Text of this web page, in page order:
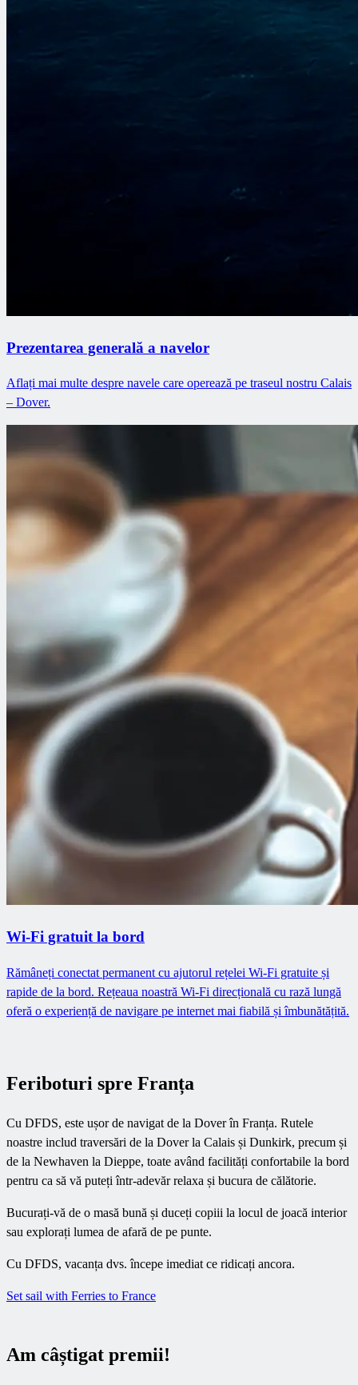
Prezentarea generală a navelor
Aflați mai multe despre navele care operează pe traseul nostru Calais
– Dover.
Wi-Fi gratuit la bord
Rămâneți conectat permanent cu ajutorul rețelei Wi-Fi gratuite și
rapide de la bord. Rețeaua noastră Wi-Fi direcțională cu rază lungă
oferă o experiență de navigare pe internet mai fiabilă și îmbunătățită.
Feriboturi spre Franța
Cu DFDS, este ușor de navigat de la Dover în Franța. Rutele
noastre includ traversări de la Dover la Calais și Dunkirk, precum și
de la Newhaven la Dieppe, toate având facilități confortabile la bord
pentru ca să vă puteți într-adevăr relaxa și bucura de călătorie.
Bucurați-vă de o masă bună și duceți copiii la locul de joacă interior
sau explorați lumea de afară de pe punte.
Cu DFDS, vacanța dvs. începe imediat ce ridicați ancora.
Set sail with Ferries to France
Am câștigat premii!